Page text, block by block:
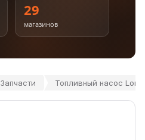
29
магазинов
Запчасти Топливный насос